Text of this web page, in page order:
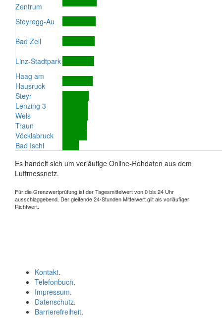
Zentrum
Steyregg-Au
Bad Zell
Linz-Stadtpark
Haag am
Hausruck
Steyr
Lenzing 3
Wels
Traun
Vöcklabruck
Bad Ischl
Es handelt sich um vorläufige Online-Rohdaten aus dem
Luftmessnetz.
Für die Grenzwertprüfung ist der Tagesmittelwert von 0 bis 24 Uhr
ausschlaggebend. Der gleitende 24-Stunden Mittelwert gilt als vorläufiger
Richtwert.
Kontakt.
Telefonbuch.
Impressum.
Datenschutz.
Barrierefreiheit.